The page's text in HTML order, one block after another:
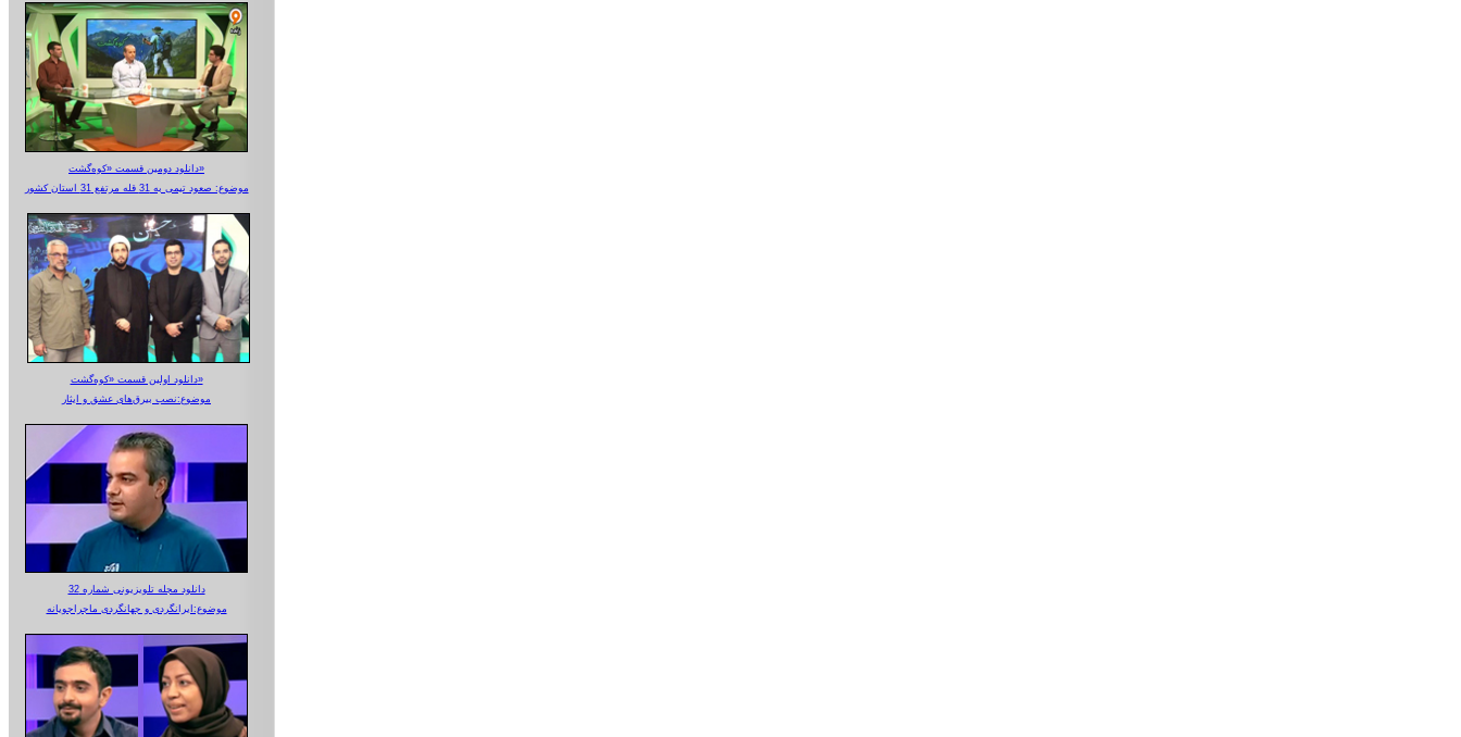
دانلود دومین قسمت «کوه‌گشت»
موضوع: صعود تیمی به 31 قله مرتفع 31 استان کشور
دانلود اولین قسمت «کوه‌گشت»
موضوع:نصب بیرق‌های عشق و ایثار
دانلود مجله تلویزیونی شماره 32
موضوع:ایرانگردی و جهانگردی ماجراجویانه